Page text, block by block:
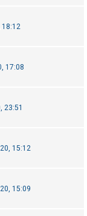
18:12
17:08
23:51
15:12
15:09